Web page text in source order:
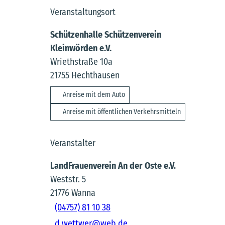
Veranstaltungsort
Schützenhalle Schützenverein
Kleinwörden e.V.
Wriethstraße 10a
21755 Hechthausen
Anreise mit dem Auto
Anreise mit öffentlichen Verkehrsmitteln
Veranstalter
LandFrauenverein An der Oste e.V.
Weststr. 5
21776Wanna
(04757) 81 10 38